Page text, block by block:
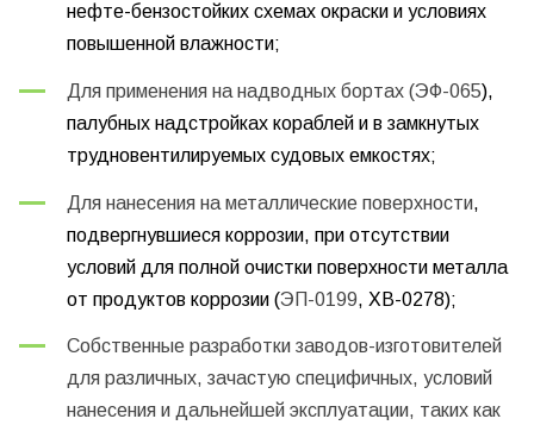
нефте-бензостойких схемах окраски и условиях
повышенной влажности;
Для применения на надводных бортах (ЭФ-065),
палубных надстройках кораблей и в замкнутых
трудновентилируемых судовых емкостях;
Для нанесения на металлические поверхности,
подвергнувшиеся коррозии, при отсутствии
условий для полной очистки поверхности металла
от продуктов коррозии (ЭП-0199, ХВ-0278);
Собственные разработки заводов-изготовителей
для различных, зачастую специфичных, условий
нанесения и дальнейшей эксплуатации, таких как